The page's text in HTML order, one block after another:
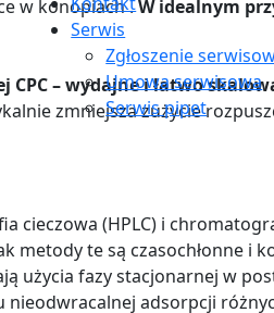
Serwis
Zgłoszenie
Umowa serwisowa
Serwis pipet
w konopiach .W idealnym
– wydajne i łatwo
zmniejsza zużycie
(HPLC) i
te są czasochłonne i
użycia fazy stacjonarnej w
adsorpcji